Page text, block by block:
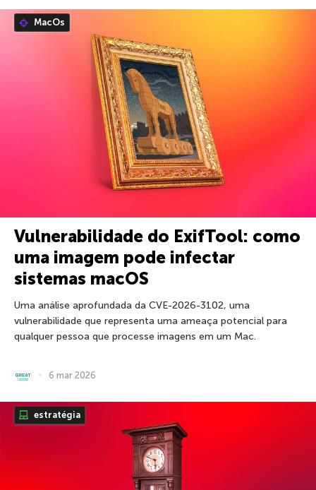
MacOs
Vulnerabilidade do ExifTool: como
uma imagem pode infectar
sistemas macOS
Uma análise aprofundada da CVE-2026-3102, uma
vulnerabilidade que representa uma ameaça potencial para
qualquer pessoa que processe imagens em um Mac.
6 mar 2026
estratégia